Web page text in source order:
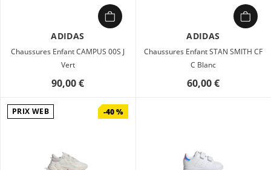
ADIDAS
Chaussures Enfant CAMPUS 00S J
Vert
90,00 €
ADIDAS
Chaussures Enfant STAN SMITH CF
C Blanc
60,00 €
PRIX WEB -40 %